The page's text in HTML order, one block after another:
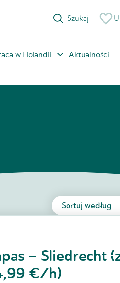
w Holandii Aktualności
Sortuj według
– Sliedrecht
€/h)